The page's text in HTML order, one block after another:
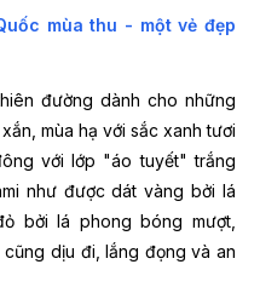
mùa thu - một vẻ đẹp
đường dành cho những
mùa hạ với sắc xanh tươi
với lớp "áo tuyết" trắng
như được dát vàng bởi lá
bởi lá phong bóng mượt,
cũng dịu đi, lắng đọng và an